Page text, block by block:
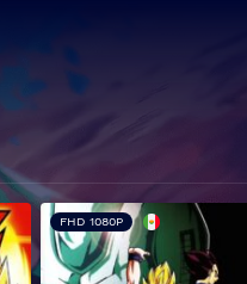
FHD 1080P